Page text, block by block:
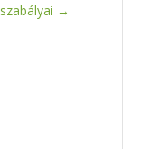
→